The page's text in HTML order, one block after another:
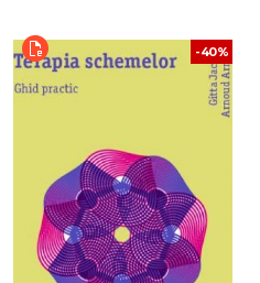
-40%